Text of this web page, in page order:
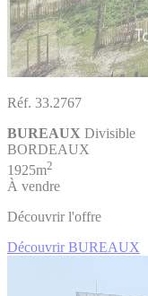
Réf. 33.2767
BUREAUX Divisible
BORDEAUX
1925m2
À vendre
Découvrir l'offre
Découvrir BUREAUX